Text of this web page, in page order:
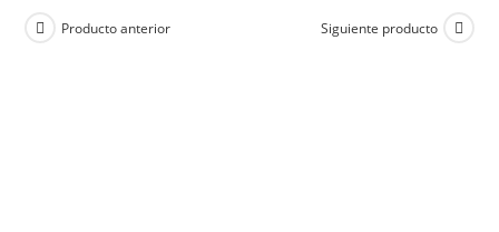
Producto anterior Siguiente producto